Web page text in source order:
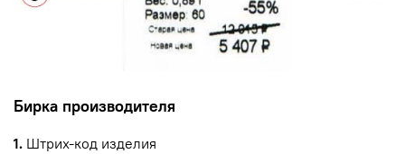
Бирка производителя
1. Штрих-код изделия